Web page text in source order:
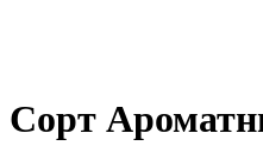
Сорт